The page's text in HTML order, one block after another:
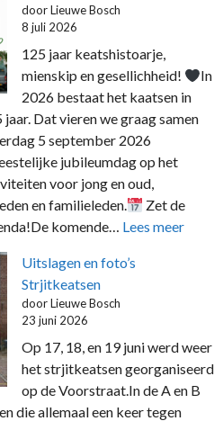
door Lieuwe Bosch
8 juli 2026
125 jaar keatshistoarje,
mienskip en gesellichheid!
In
2026 bestaat het kaatsen in
Dat vieren we graag samen
5 september 2026
jubileumdag op het
voor jong en oud,
en familieleden.
Zet de
komende… Lees meer:
Uitslagen en foto’s
Strjitkeatsen
door Lieuwe Bosch
23 juni 2026
Op 17, 18, en 19 juni werd weer
het strjitkeatsen georganiseerd
op de Voorstraat.In de A en B
die allemaal een keer tegen